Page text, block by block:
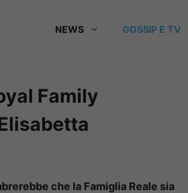
NEWS GOSSIP E TV
Family
che la Famiglia Reale sia